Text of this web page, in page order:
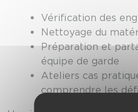
Vérification des
Nettoyage du
Préparation et
équipe de garde
Ateliers cas
comprendre les